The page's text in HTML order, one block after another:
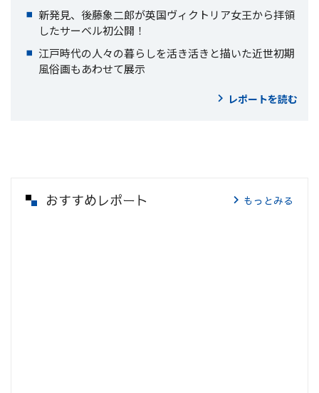
新発見、後藤象二郎が英国ヴィクトリア女王から拝領
したサーベル初公開！
江戸時代の人々の暮らしを活き活きと描いた近世初期
風俗画もあわせて展示
レポートを読む
おすすめレポート もっとみる